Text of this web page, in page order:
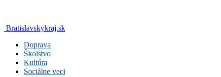
Bratislavskykraj.sk
Doprava
Školstvo
Kultúra
Sociálne veci